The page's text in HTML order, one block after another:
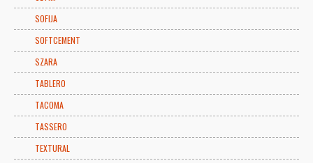
SOFIJA
SOFTCEMENT
SZARA
TABLERO
TACOMA
TASSERO
TEXTURAL